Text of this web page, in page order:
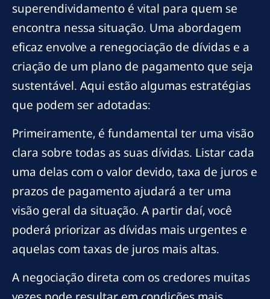
superendividamento é vital para quem se
encontra nessa situação. Uma abordagem
eficaz envolve a renegociação de dívidas e a
criação de um plano de pagamento que seja
sustentável. Aqui estão algumas estratégias
que podem ser adotadas:
Primeiramente, é fundamental ter uma visão
clara sobre todas as suas dívidas. Listar cada
uma delas com o valor devido, taxa de juros e
prazos de pagamento ajudará a ter uma
visão geral da situação. A partir daí, você
poderá priorizar as dívidas mais urgentes e
aquelas com taxas de juros mais altas.
A negociação direta com os credores muitas